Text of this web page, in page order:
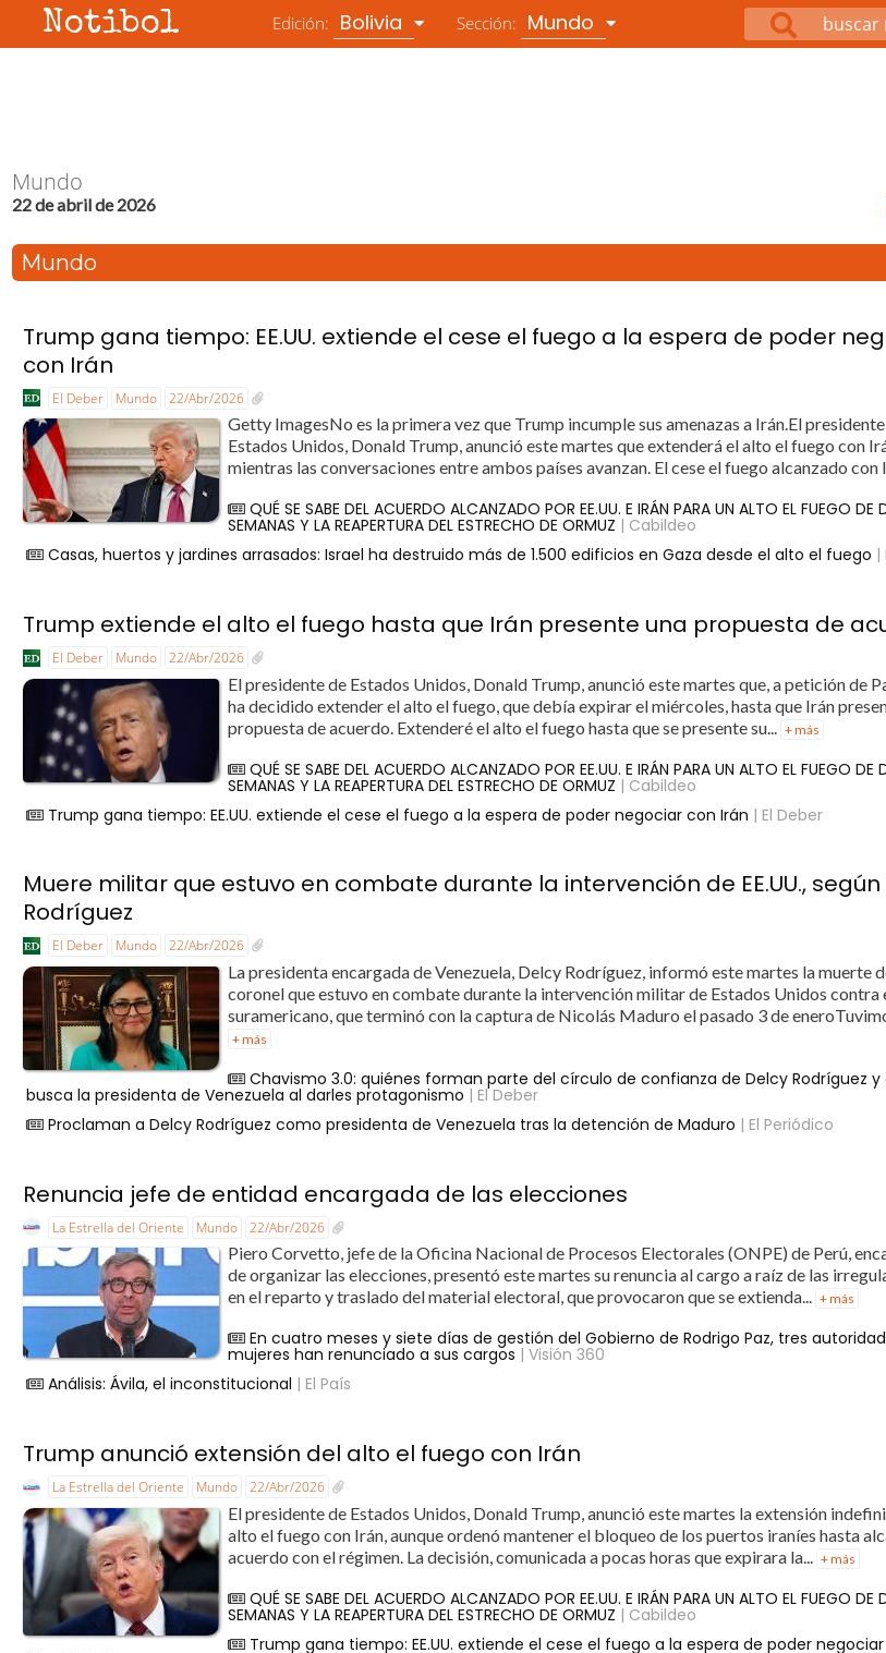
Notibol Edición: Bolivia Sección: Mundo
Mundo
22 de abril de 2026
Mundo
Trump gana tiempo: EE.UU. extiende el cese el fuego a la espera de poder
con Irán
El Deber Mundo 22/Abr/2026
Getty ImagesNo es la primera vez que Trump incumple sus amenazas a Irán.El
Estados Unidos, Donald Trump, anunció este martes que extenderá el alto el fuego con
mientras las conversaciones entre ambos países avanzan. El cese el fuego alcanzado con
QUÉ SE SABE DEL ACUERDO ALCANZADO POR EE.UU. E IRÁN PARA UN ALTO EL FUEGO DE
SEMANAS Y LA REAPERTURA DEL ESTRECHO DE ORMUZ | Cabildeo
Casas, huertos y jardines arrasados: Israel ha destruido más de 1.500 edificios en Gaza desde el alto el fuego |
Trump extiende el alto el fuego hasta que Irán presente una propuesta de
El Deber Mundo 22/Abr/2026
El presidente de Estados Unidos, Donald Trump, anunció este martes que, a petición de
ha decidido extender el alto el fuego, que debía expirar el miércoles, hasta que Irán
propuesta de acuerdo. Extenderé el alto el fuego hasta que se presente su...
+ más
QUÉ SE SABE DEL ACUERDO ALCANZADO POR EE.UU. E IRÁN PARA UN ALTO EL FUEGO DE
SEMANAS Y LA REAPERTURA DEL ESTRECHO DE ORMUZ | Cabildeo
Trump gana tiempo: EE.UU. extiende el cese el fuego a la espera de poder negociar con Irán | El Deber
Muere militar que estuvo en combate durante la intervención de EE.UU.,
Rodríguez
El Deber Mundo 22/Abr/2026
La presidenta encargada de Venezuela, Delcy Rodríguez, informó este martes la muerte
coronel que estuvo en combate durante la intervención militar de Estados Unidos contra
suramericano, que terminó con la captura de Nicolás Maduro el pasado 3 de
+ más
Chavismo 3.0: quiénes forman parte del círculo de confianza de Delcy Rodríguez y
busca la presidenta de Venezuela al darles protagonismo | El Deber
Proclaman a Delcy Rodríguez como presidenta de Venezuela tras la detención de Maduro | El Periódico
Renuncia jefe de entidad encargada de las elecciones
La Estrella del Oriente Mundo 22/Abr/2026
Piero Corvetto, jefe de la Oficina Nacional de Procesos Electorales (ONPE) de Perú,
de organizar las elecciones, presentó este martes su renuncia al cargo a raíz de las
en el reparto y traslado del material electoral, que provocaron que se extienda... + más
En cuatro meses y siete días de gestión del Gobierno de Rodrigo Paz, tres
mujeres han renunciado a sus cargos | Visión 360
Análisis: Ávila, el inconstitucional | El País
Trump anunció extensión del alto el fuego con Irán
La Estrella del Oriente Mundo 22/Abr/2026
El presidente de Estados Unidos, Donald Trump, anunció este martes la extensión
alto el fuego con Irán, aunque ordenó mantener el bloqueo de los puertos iraníes hasta
acuerdo con el régimen. La decisión, comunicada a pocas horas que expirara la...
+ más
QUÉ SE SABE DEL ACUERDO ALCANZADO POR EE.UU. E IRÁN PARA UN ALTO EL FUEGO DE
SEMANAS Y LA REAPERTURA DEL ESTRECHO DE ORMUZ | Cabildeo
Trump gana tiempo: EE.UU. extiende el cese el fuego a la espera de poder